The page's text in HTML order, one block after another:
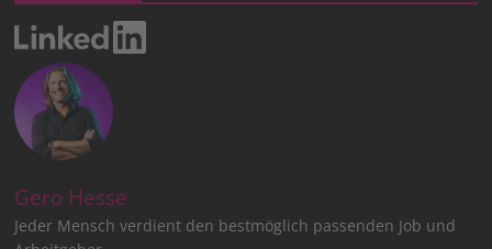
Gero Hesse
Jeder Mensch verdient den bestmöglich passenden Job und